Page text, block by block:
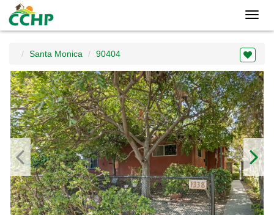
Santa Monica 90404